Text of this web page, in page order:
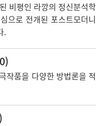
비평인 라깡의 정신분석학
으로 전개된 포스트모더니
.
작품을 다양한 방법론을 적